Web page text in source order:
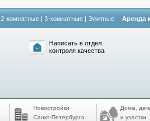
2-комнатные | 3-комнатные | Элитные Аренда
Написать в отдел
контроля качества
Новостройки
Санкт-Петербурга
Дома,
и участки